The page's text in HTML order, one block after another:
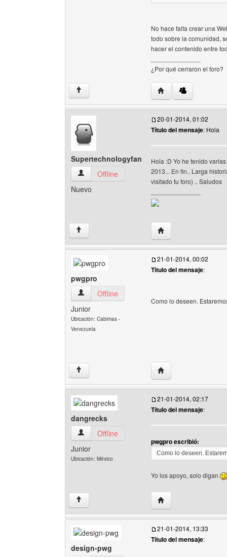
No hace falta crear una
todo sobre la comunidad,
hacer el contenido entre
¿Por qué cerraron el foro?
↑ Visitar sitio web del
Supertechnologyfan
Supertechnologyfan Ver perfil del usuario
Offline
Nuevo
20-01-2014, 01:02
Título del mensaje: Hola
Hola :D Yo he tenido
2013... En fin.. Larga
visitado tu foro) .. Saludos
↑ Visitar sitio web del
pwgpro
pwgpro Ver perfil del usuario
Offline
Junior
Ubicación: Cabimas -
Venezuela
21-01-2014, 00:02
Título del mensaje:
Como lo deseen.
↑ Visitar sitio web del
dangrecks
dangrecks Ver perfil del usuario
Offline
Junior
Ubicación: México
21-01-2014, 02:17
Título del mensaje:
pwgpro escribió:
Como lo deseen.
Yo los apoyo, solo digan
↑ Visitar sitio web del
design-pwg
21-01-2014, 13:33
Título del mensaje: